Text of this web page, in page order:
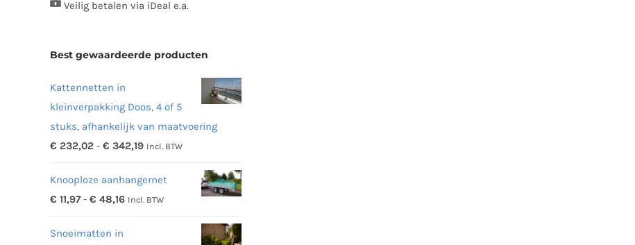
Veilig betalen via iDeal e.a.
Best gewaardeerde producten
Kattennetten in
kleinverpakking Doos, 4 of 5
stuks, afhankelijk van maatvoering
€ 232,02 - € 342,19Prijsklasse:
tot
€ 342,19
Incl. BTW
Knooploze aanhangernet
€ 11,97 - € 48,16Prijsklasse:
Incl. BTW
Snoeimatten in